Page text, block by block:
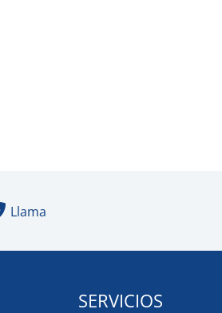
Llama
SERVICIOS